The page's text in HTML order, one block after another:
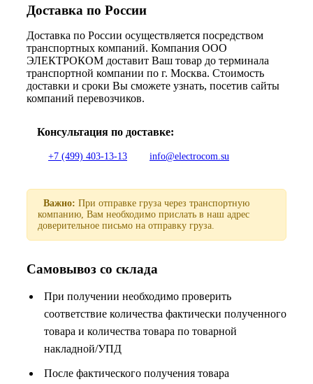
Доставка по России
Доставка по России осуществляется посредством
транспортных компаний. Компания ООО
ЭЛЕКТРОКОМ доставит Ваш товар до терминала
транспортной компании по г. Москва. Стоимость
доставки и сроки Вы сможете узнать, посетив сайты
компаний перевозчиков.
Консультация по доставке:
+7 (499) 403-13-13 info@electrocom.su
Важно: При отправке груза через транспортную
компанию, Вам необходимо прислать в наш адрес
доверительное письмо на отправку груза.
Самовывоз со склада
При получении необходимо проверить
соответствие количества фактически полученного
товара и количества товара по товарной
накладной/УПД
После фактического получения товара